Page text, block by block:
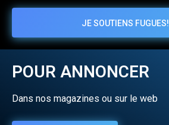
JE SOUTIENS FUGUES!
POUR ANNONCER
Dans nos magazines ou sur le web